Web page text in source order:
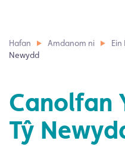
Hafan Amdanom ni Ein
Newydd
Canolfan
Tŷ